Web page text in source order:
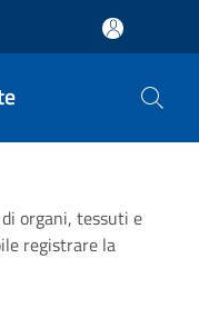
organi, tessuti e
registrare la